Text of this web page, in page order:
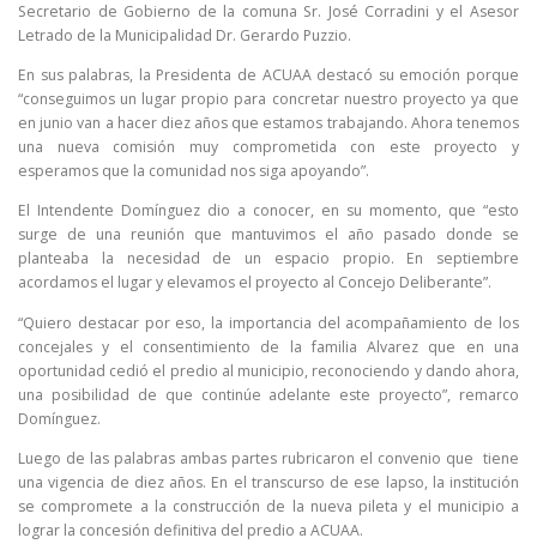
Secretario de Gobierno de la comuna Sr. José Corradini y el Asesor
Letrado de la Municipalidad Dr. Gerardo Puzzio.
En sus palabras, la Presidenta de ACUAA destacó su emoción porque
“conseguimos un lugar propio para concretar nuestro proyecto ya que
en junio van a hacer diez años que estamos trabajando. Ahora tenemos
una nueva comisión muy comprometida con este proyecto y
esperamos que la comunidad nos siga apoyando”.
El Intendente Domínguez dio a conocer, en su momento, que “esto
surge de una reunión que mantuvimos el año pasado donde se
planteaba la necesidad de un espacio propio. En septiembre
acordamos el lugar y elevamos el proyecto al Concejo Deliberante”.
“Quiero destacar por eso, la importancia del acompañamiento de los
concejales y el consentimiento de la familia Alvarez que en una
oportunidad cedió el predio al municipio, reconociendo y dando ahora,
una posibilidad de que continúe adelante este proyecto”, remarco
Domínguez.
Luego de las palabras ambas partes rubricaron el convenio que tiene
una vigencia de diez años. En el transcurso de ese lapso, la institución
se compromete a la construcción de la nueva pileta y el municipio a
lograr la concesión definitiva del predio a ACUAA.